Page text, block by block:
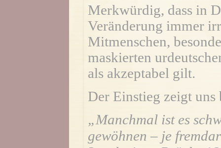
Merkwürdig, dass in
Veränderung immer
Mitmenschen,
maskierten
als akzeptabel gilt.
Der Einstieg zeigt uns
„Manchmal ist es
gewöhnen – je